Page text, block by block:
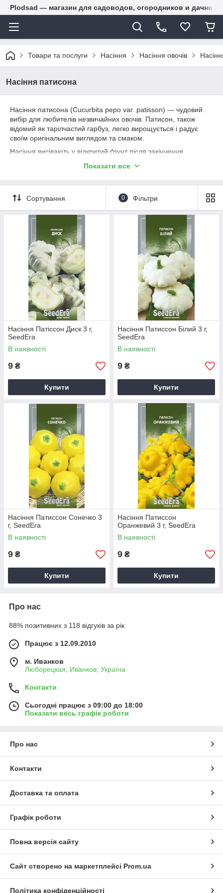
Plodsad — магазин для садоводов, огородников и
Товари та послуги Насіння Насіння овочів
Насіння патисона
Насіння патисона (Cucurbita pepo var. patisson) — чудовий
вибір для любителів незвичайних овочів. Патисон, також
відомий як тарілчастий гарбуз, легко вирощується і радує
своїм оригінальним виглядом та смаком.
Насіння висівають у відкритий ґрунт після закінчення
сонячним місцям і родючому, добре дренованому ґрунту.
Патисон потребує регулярного поливу, прополювання та
внесення добрив. Плоди збирають, коли вони досягають 7-10
Показати все
Сортування 0 Фільтри
Насіння Патіссон Диск 3 г,
SeedEra
В наявності
9 ₴
Купити
Насіння Патиссон Білий 3 г,
SeedEra
В наявності
9 ₴
Купити
Насіння Патиссон Сонечко 3
г, SeedEra
В наявності
9 ₴
Купити
Насіння Патиссон
Оранжевий 3 г, SeedEra
В наявності
9 ₴
Купити
Про нас
88% позитивних з 118 відгуків за рік
Працює з 12.09.2010
м. Иванков
Люборецкая, Иванков, Україна
Контакти
Сьогодні працює з 09:00 до 18:00
Показати весь графік роботи
Про нас
Контакти
Доставка та оплата
Графік роботи
Повна версія сайту
Сайт створено на маркетплейсі Prom.ua
Політика конфіденційності